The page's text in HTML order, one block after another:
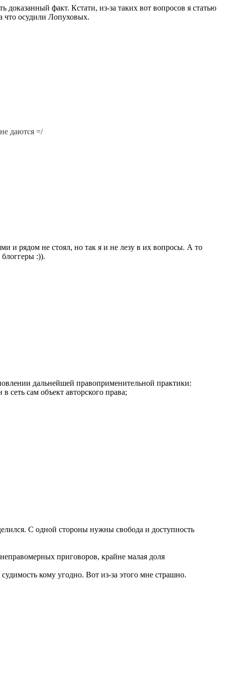
факт. Кстати, из-за таких вот вопросов я статью
что осудили Лопуховых.
даются =/
и рядом не стоял, но так я и не лезу в их вопросы. А то
:)).
дальнейшей правоприменительной практики:
сам объект авторского права;
С одной стороны нужны свобода и доступность
приговоров, крайне малая доля
кому угодно. Вот из-за этого мне страшно.